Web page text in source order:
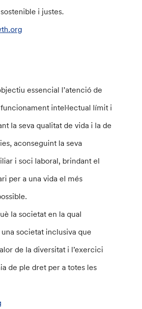
i justes.
essencial l’atenció de
intel·lectual límit i
la seva qualitat de vida i la de
aconseguint la seva
i soci laboral, brindant el
per a una vida el més
la societat en la qual
societat inclusiva que
de la diversitat i l’exercici
de ple dret per a totes les